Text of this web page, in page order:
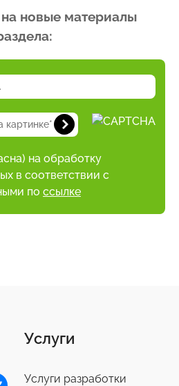
новые материалы
на обработку
в соответствии с
по ссылке
Услуги
Услуги разработки